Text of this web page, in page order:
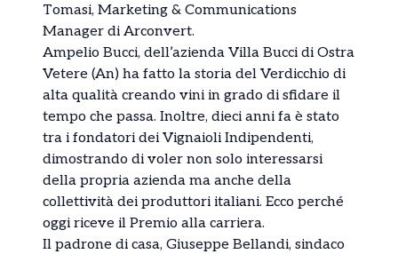
Tomasi, Marketing & Communications
Manager di Arconvert.
Ampelio Bucci, dell’azienda Villa Bucci di Ostra
Vetere (An) ha fatto la storia del Verdicchio di
alta qualità creando vini in grado di sfidare il
tempo che passa. Inoltre, dieci anni fa è stato
tra i fondatori dei Vignaioli Indipendenti,
dimostrando di voler non solo interessarsi
della propria azienda ma anche della
collettività dei produttori italiani. Ecco perché
oggi riceve il Premio alla carriera.
Il padrone di casa, Giuseppe Bellandi, sindaco